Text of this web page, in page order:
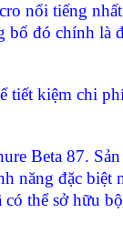
nổi tiếng
đó chính là
tiết kiệm chi
Beta 87.
năng đặc biệt
thể sở hữu